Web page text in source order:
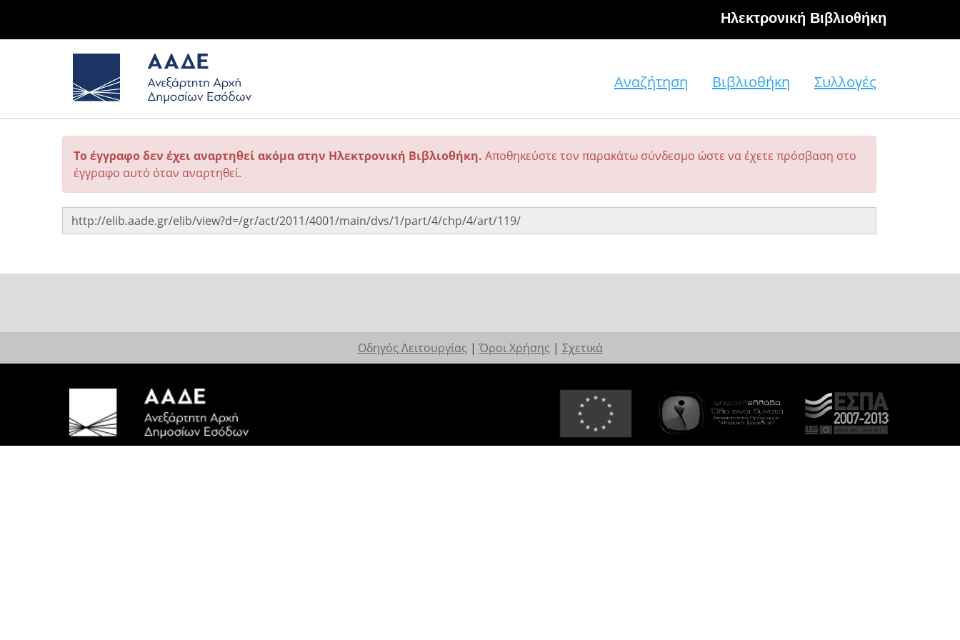
Hλεκτρονική Βιβλιοθήκη
Αναζήτηση Βιβλιοθήκη Συλλογές
Το έγγραφο δεν έχει αναρτηθεί ακόμα στην Ηλεκτρονική Βιβλιοθήκη. Αποθηκεύστε τον παρακάτω σύνδεσμο ώστε να έχετε πρόσβαση στο
έγγραφο αυτό όταν αναρτηθεί.
Οδηγός Λειτουργίας | Όροι Χρήσης | Σχετικά